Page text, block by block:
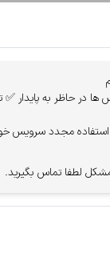
خرید به آن ارسال می
در حاظر به پایدار ✅
مجدد سرویس
لطفا تماس بگیرید.